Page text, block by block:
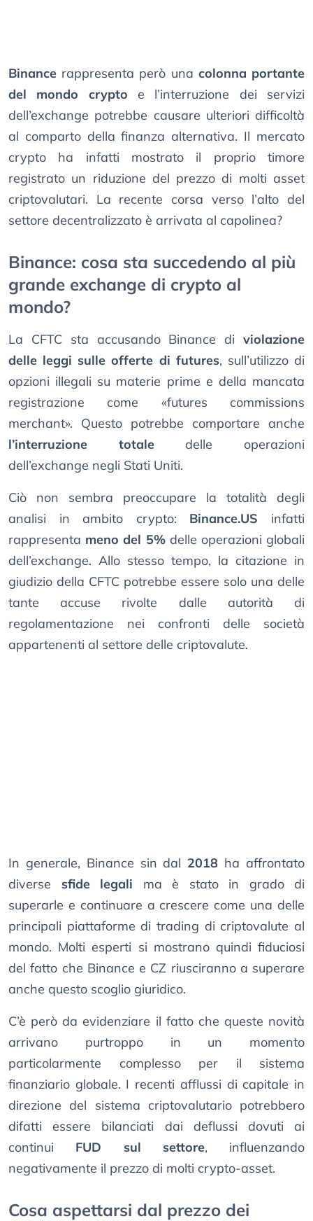
Binance rappresenta però una colonna portante
del mondo crypto e l’interruzione dei servizi
dell’exchange potrebbe causare ulteriori difficoltà
al comparto della finanza alternativa. Il mercato
crypto ha infatti mostrato il proprio timore
registrato un riduzione del prezzo di molti asset
criptovalutari. La recente corsa verso l’alto del
settore decentralizzato è arrivata al capolinea?
Binance: cosa sta succedendo al più
grande exchange di crypto al
mondo?
La CFTC sta accusando Binance di violazione
delle leggi sulle offerte di futures, sull’utilizzo di
opzioni illegali su materie prime e della mancata
registrazione come «futures commissions
merchant». Questo potrebbe comportare anche
l’interruzione totaledelle operazioni
dell’exchange negli Stati Uniti.
Ciò non sembra preoccupare la totalità degli
analisi in ambito crypto: Binance.US infatti
rappresenta meno del 5%delle operazioni globali
dell’exchange. Allo stesso tempo, la citazione in
giudizio della CFTC potrebbe essere solo una delle
tante accuse rivolte dalle autorità di
regolamentazione nei confronti delle società
appartenenti al settore delle criptovalute.
In generale, Binance sin dal 2018 ha affrontato
diverse sfide legali ma è stato in grado di
superarle e continuare a crescere come una delle
principali piattaforme di trading di criptovalute al
mondo. Molti esperti si mostrano quindi fiduciosi
del fatto che Binance e CZ riusciranno a superare
anche questo scoglio giuridico.
C’è però da evidenziare il fatto che queste novità
arrivano purtroppo in un momento
particolarmente complesso per il sistema
finanziario globale. I recenti afflussi di capitale in
direzione del sistema criptovalutario potrebbero
difatti essere bilanciati dai deflussi dovuti ai
continui FUD sul settore, influenzando
negativamente il prezzo di molti crypto-asset.
Cosa aspettarsi dal prezzo dei